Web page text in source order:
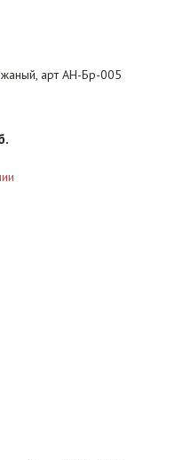
арт АН-Бр-005